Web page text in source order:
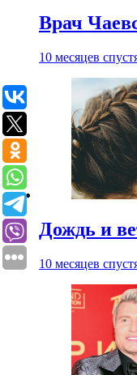
Врач
10 месяцев
Дождь и
10 месяцев